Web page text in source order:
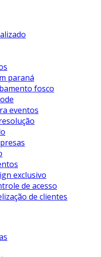
paraná
fosco
eventos
exclusivo
de acesso
de clientes